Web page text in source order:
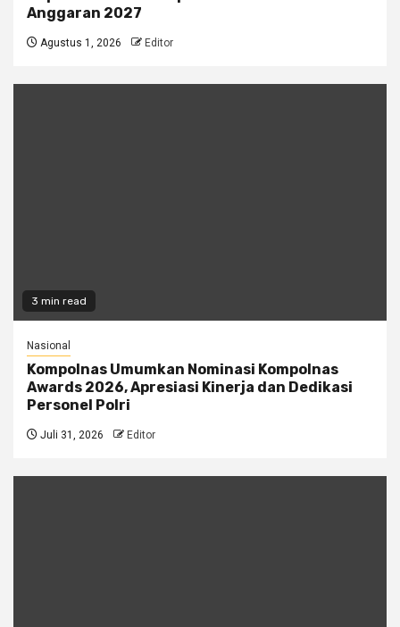
Anggaran 2027
Agustus 1, 2026 Editor
3 min read
Nasional
Kompolnas Umumkan Nominasi Kompolnas
Awards 2026, Apresiasi Kinerja dan Dedikasi
Personel Polri
Juli 31, 2026 Editor